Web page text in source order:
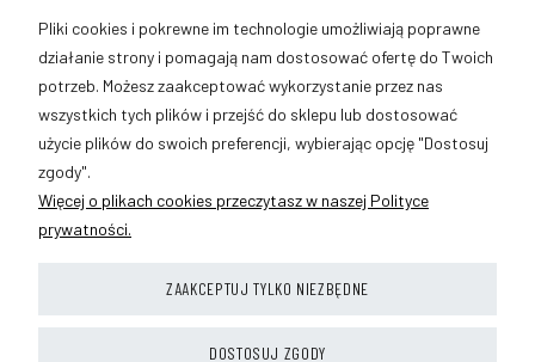
889-633-896
sklep@vmaxmoto.pl
POMOC
MOJE KONTO
PŁATNOŚCI I DOSTAWA
Pliki cookies i pokrewne im technologie umożliwiają poprawne
działanie strony i pomagają nam dostosować ofertę do Twoich
potrzeb. Możesz zaakceptować wykorzystanie przez nas
wszystkich tych plików i przejść do sklepu lub dostosować
użycie plików do swoich preferencji, wybierając opcję "Dostosuj
zgody".
Więcej o plikach cookies przeczytasz w naszej Polityce
prywatności.
ZAAKCEPTUJ TYLKO NIEZBĘDNE
DOSTOSUJ ZGODY